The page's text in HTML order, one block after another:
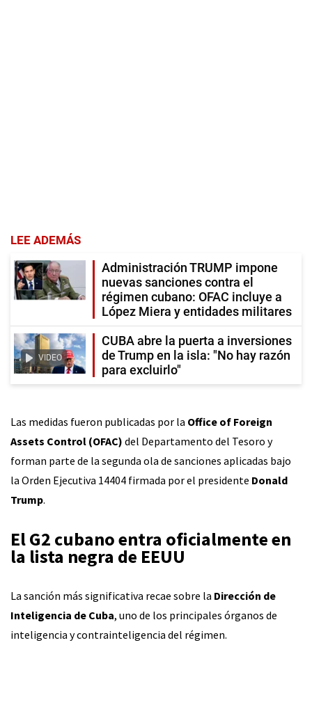
LEE ADEMÁS
Administración TRUMP impone
nuevas sanciones contra el
régimen cubano: OFAC incluye a
López Miera y entidades militares
VIDEO
CUBA abre la puerta a inversiones
de Trump en la isla: "No hay razón
para excluirlo"
Las medidas fueron publicadas por la Office of Foreign
Assets Control (OFAC) del Departamento del Tesoro y
forman parte de la segunda ola de sanciones aplicadas bajo
la Orden Ejecutiva 14404 firmada por el presidente Donald
Trump.
El G2 cubano entra oficialmente en
la lista negra de EEUU
La sanción más significativa recae sobre la Dirección de
Inteligencia de Cuba, uno de los principales órganos de
inteligencia y contrainteligencia del régimen.